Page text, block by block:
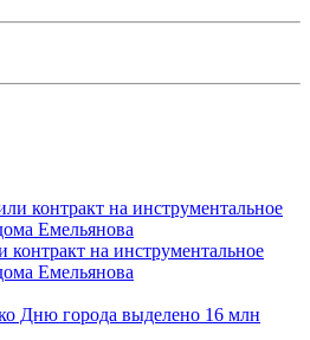
контракт на инструментальное
Емельянова